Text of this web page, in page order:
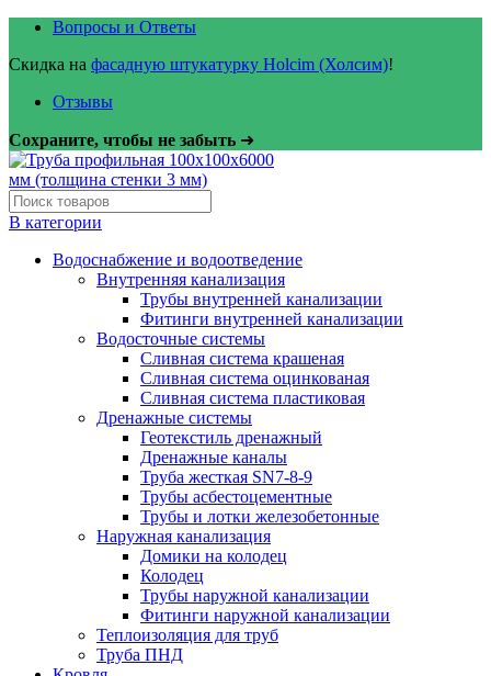
Вопросы и Ответы
Скидка на фасадную штукатурку Holcim (Холсим)!
Отзывы
Сохраните, чтобы не забыть ➜
В категории
Водоснабжение и водоотведение
Внутренняя канализация
Трубы внутренней канализации
Фитинги внутренней канализации
Водосточные системы
Сливная система крашеная
Сливная система оцинкованая
Сливная система пластиковая
Дренажные системы
Геотекстиль дренажный
Дренажные каналы
Труба жесткая SN7-8-9
Трубы асбестоцементные
Трубы и лотки железобетонные
Наружная канализация
Домики на колодец
Колодец
Трубы наружной канализации
Фитинги наружной канализации
Теплоизоляция для труб
Труба ПНД